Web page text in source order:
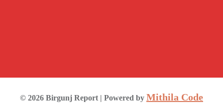
© 2026 Birgunj Report | Powered by Mithila Code